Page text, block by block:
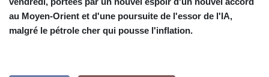
au Moyen-Orient et d'une poursuite de l'essor de l'IA,
malgré le pétrole cher qui pousse l'inflation.